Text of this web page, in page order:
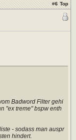
#6 Top
Badword Filter gehi
"ex treme" bspw enth
- sodass man auspr
hindert.